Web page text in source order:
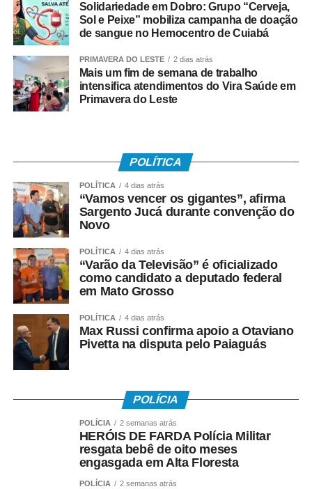
Solidariedade em Dobro: Grupo “Cerveja,
Sol e Peixe” mobiliza campanha de doação
de sangue no Hemocentro de Cuiabá
PRIMAVERA DO LESTE 2 dias atrás
Mais um fim de semana de trabalho
intensifica atendimentos do Vira Saúde em
Primavera do Leste
POLÍTICA
POLÍTICA 4 dias atrás
“Vamos vencer os gigantes”, afirma
Sargento Jucá durante convenção do
Novo
POLÍTICA 4 dias atrás
“Varão da Televisão” é oficializado
como candidato a deputado federal
em Mato Grosso
POLÍTICA 4 dias atrás
Max Russi confirma apoio a Otaviano
Pivetta na disputa pelo Paiaguás
POLÍCIA
POLÍCIA 2 semanas atrás
HERÓIS DE FARDA Polícia Militar
resgata bebê de oito meses
engasgada em Alta Floresta
POLÍCIA 2 semanas atrás